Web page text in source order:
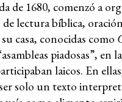
de 1680, comenzó a
lectura bíblica,
casa, conocidas como
piadosas”, en
laicos. En
solo un texto